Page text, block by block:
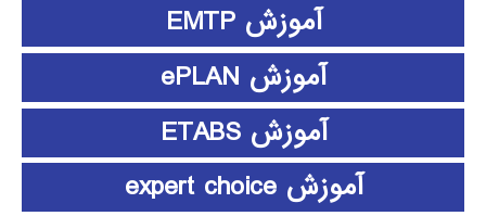
آموزش EMTP
آموزش ePLAN
آموزش ETABS
آموزش expert choice